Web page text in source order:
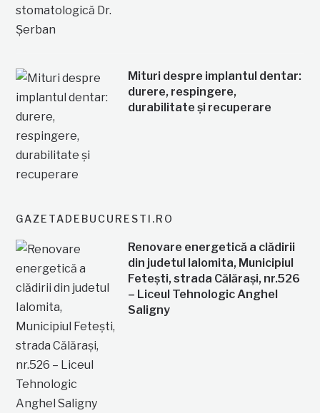
Mituri despre implantul dentar:
durere, respingere,
durabilitate și recuperare
GAZETADEBUCURESTI.RO
Renovare energetică a clădirii
din judetul Ialomita, Municipiul
Fetești, strada Călărași, nr.526
– Liceul Tehnologic Anghel
Saligny